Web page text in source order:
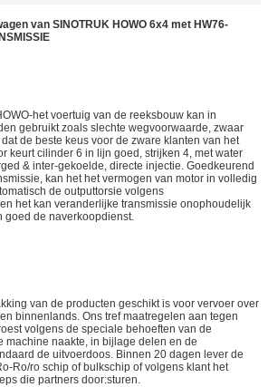
van SINOTRUK HOWO 6x4 met HW76-
het voertuig van de reeksbouw kan in
gebruikt zoals slechte wegvoorwaarde, zwaar
de beste keus voor de zware klanten van het
keurt cilinder 6 in lijn goed, strijken 4, met water
& inter-gekoelde, directe injectie. Goedkeurend
kan het het vermogen van motor in volledig
de outputtorsie volgens
het kan veranderlijke transmissie onophoudelijk
goed de naverkoopdienst.
van de producten geschikt is voor vervoer over
binnenlands. Ons tref maatregelen aan tegen
volgens de speciale behoeften van de
machine naakte, in bijlage delen en de
de uitvoerdoos. Binnen 20 dagen lever de
Ro/ro schip of bulkschip of volgens klant het
die partners door:sturen.